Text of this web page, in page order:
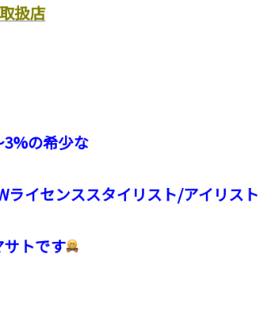
扱店
の希少な
ライセンススタイリスト/アイリスト
サトです